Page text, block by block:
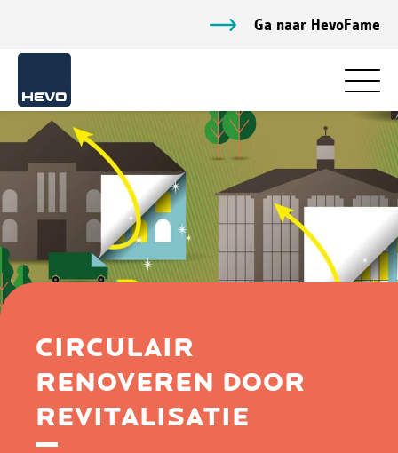
Ga naar HevoFame
CIRCULAIR
RENOVEREN DOOR
REVITALISATIE